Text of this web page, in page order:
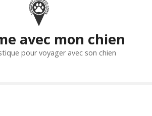
avec mon chien
pour voyager avec son chien